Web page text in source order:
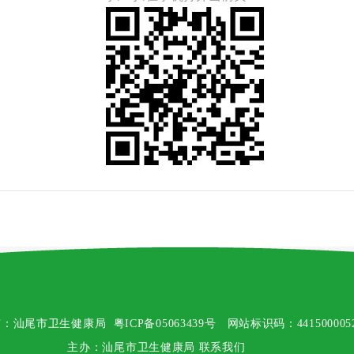
汕尾市卫生健康局 粤ICP备05063439号 网站标识码：
主办：汕尾市卫生健康局 联系我们